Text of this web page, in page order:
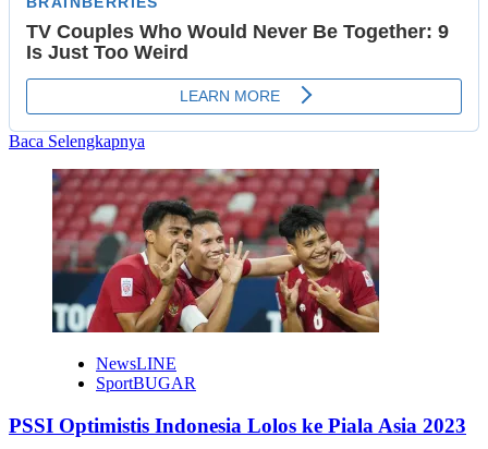
Baca Selengkapnya
about
Mahasiswa
Psikologi
UMBY
Torehkan
Prestasi
Internasional
NewsLINE
SportBUGAR
PSSI Optimistis Indonesia Lolos ke Piala Asia 2023